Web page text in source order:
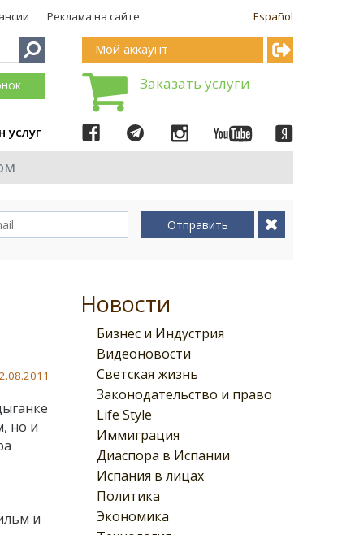
Español
Реклама на сайте
услуг
Мой аккаунт
Заказать услуги
Отправить
Новости
Бизнес и Индустрия
Видеоновости
Светская жизнь
Законодательство и право
Life Style
Иммиграция
Диаспора в Испании
Испания в лицах
Политика
Экономика
но и
и